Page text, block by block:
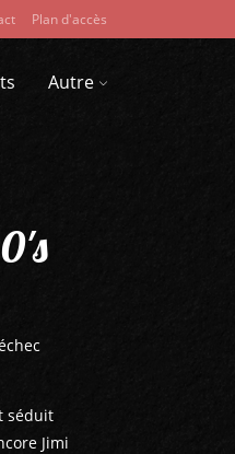
Plan d'accès
Autre
séduit
Jimi